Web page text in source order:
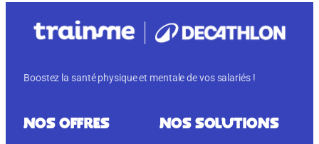
Boostez la santé physique et mentale de vos salariés !
NOS OFFRES NOS SOLUTIONS